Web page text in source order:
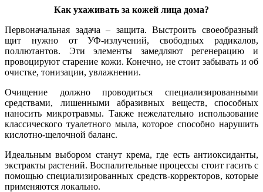
Как ухаживать за кожей лица дома?
Первоначальная задача – защита. Выстроить своеобразный
щит нужно от УФ-излучений, свободных радикалов,
поллютантов. Эти элементы замедляют регенерацию и
провоцируют старение кожи. Конечно, не стоит забывать и об
очистке, тонизации, увлажнении.
Очищение должно проводиться специализированными
средствами, лишенными абразивных веществ, способных
наносить микротравмы. Также нежелательно использование
классического туалетного мыла, которое способно нарушить
кислотно-щелочной баланс.
Идеальным выбором станут крема, где есть антиоксиданты,
экстракты растений. Воспалительные процессы стоит гасить с
помощью специализированных средств-корректоров, которые
применяются локально.